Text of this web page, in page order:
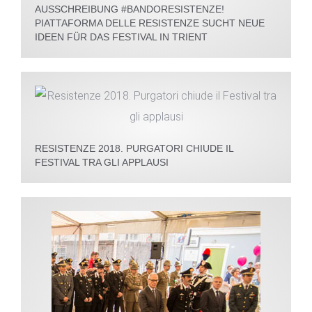
AUSSCHREIBUNG #BANDORESISTENZE!
PIATTAFORMA DELLE RESISTENZE SUCHT NEUE
IDEEN FÜR DAS FESTIVAL IN TRIENT
RESISTENZE 2018. PURGATORI CHIUDE IL
FESTIVAL TRA GLI APPLAUSI